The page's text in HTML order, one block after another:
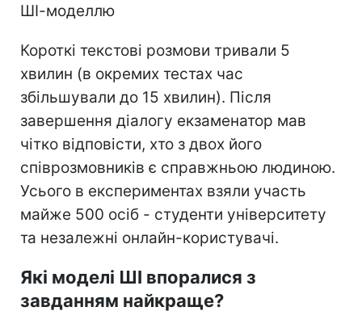
ШІ-моделлю
Короткі текстові розмови тривали 5
хвилин (в окремих тестах час
збільшували до 15 хвилин). Після
завершення діалогу екзаменатор мав
чітко відповісти, хто з двох його
співрозмовників є справжньою людиною.
Усього в експериментах взяли участь
майже 500 осіб - студенти університету
та незалежні онлайн-користувачі.
Які моделі ШІ впоралися з
завданням найкраще?